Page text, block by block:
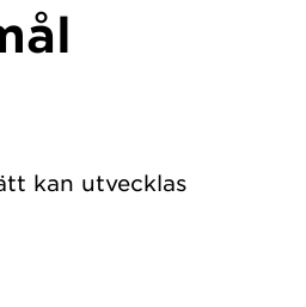
kan utvecklas